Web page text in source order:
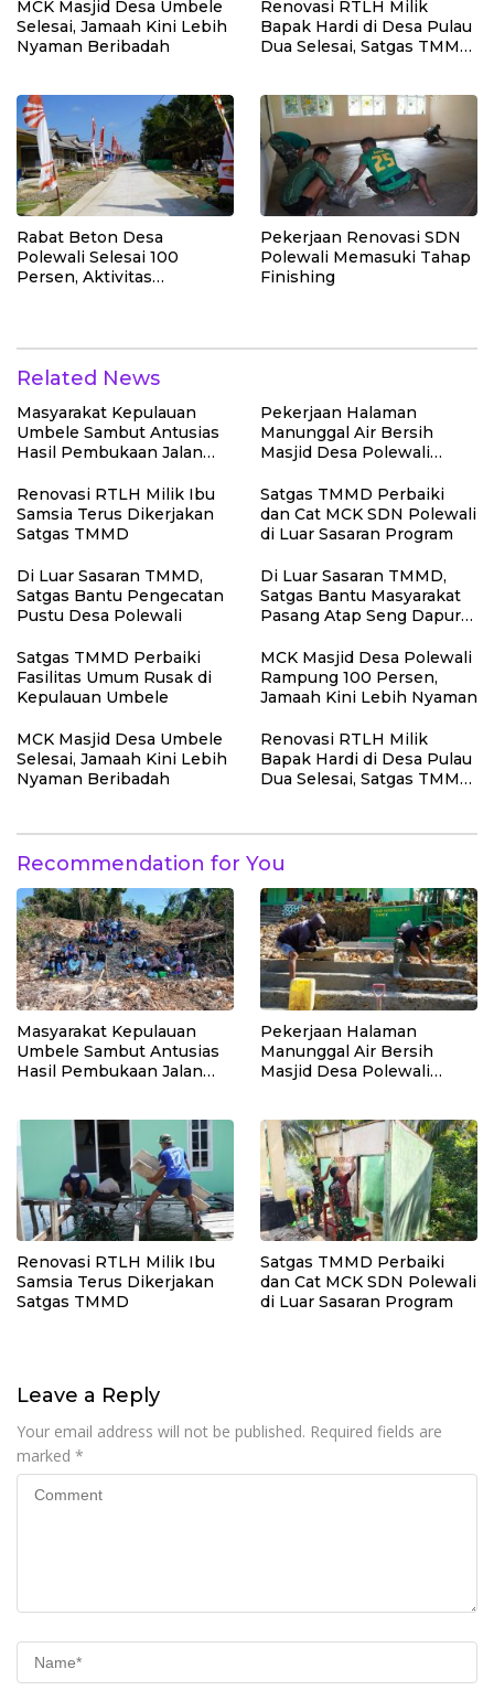
MCK Masjid Desa Umbele
Selesai, Jamaah Kini Lebih
Nyaman Beribadah
Renovasi RTLH Milik
Bapak Hardi di Desa Pulau
Dua Selesai, Satgas TMMD
Rabat Beton Desa
Polewali Selesai 100
Persen, Aktivitas
Pekerjaan Renovasi SDN
Polewali Memasuki Tahap
Finishing
Related News
Masyarakat Kepulauan
Umbele Sambut Antusias
Hasil Pembukaan Jalan
Pekerjaan Halaman
Manunggal Air Bersih
Masjid Desa Polewali
Penutupan TMMD
Renovasi RTLH Milik Ibu
Samsia Terus Dikerjakan
Satgas TMMD
Satgas TMMD Perbaiki
dan Cat MCK SDN Polewali
di Luar Sasaran Program
Di Luar Sasaran TMMD,
Satgas Bantu Pengecatan
Pustu Desa Polewali
Di Luar Sasaran TMMD,
Satgas Bantu Masyarakat
Pasang Atap Seng Dapur
Satgas TMMD Perbaiki
Fasilitas Umum Rusak di
Kepulauan Umbele
MCK Masjid Desa Polewali
Rampung 100 Persen,
Jamaah Kini Lebih Nyaman
MCK Masjid Desa Umbele
Selesai, Jamaah Kini Lebih
Nyaman Beribadah
Renovasi RTLH Milik
Bapak Hardi di Desa Pulau
Dua Selesai, Satgas TMMD
Recommendation for You
Masyarakat Kepulauan
Umbele Sambut Antusias
Hasil Pembukaan Jalan
Pekerjaan Halaman
Manunggal Air Bersih
Masjid Desa Polewali
Renovasi RTLH Milik Ibu
Samsia Terus Dikerjakan
Satgas TMMD
Satgas TMMD Perbaiki
dan Cat MCK SDN Polewali
di Luar Sasaran Program
Leave a Reply
Your email address will not be published. Required fields are
marked *